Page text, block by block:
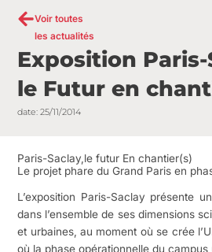
Voir toutes
les actualités
Exposition Paris-
le Futur en
date: 25/11/2014
Paris-Saclay,le futur En chantier(s)
Le projet phare du Grand Paris en
L’exposition Paris-Saclay présente
dans l’ensemble de ses dimensions
et urbaines, au moment où se crée
où la phase opérationnelle du campus